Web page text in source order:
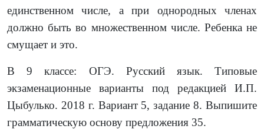
единственном числе, а при однородных членах
должно быть во множественном числе. Ребенка не
смущает и это.
В 9 классе: ОГЭ. Русский язык. Типовые
экзаменационные варианты под редакцией И.П.
Цыбулько. 2018 г. Вариант 5, задание 8. Выпишите
грамматическую основу предложения 35.